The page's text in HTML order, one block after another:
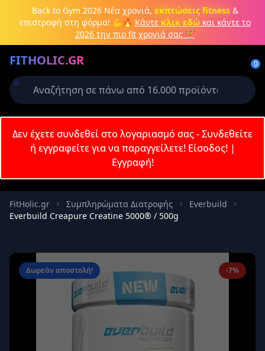
Μετάβαση στο κύριο περιεχόμενο
Back to Gym 2026Νέα χρονιά, εκπτώσεις fitness&
επιστροφή στη φόρμα! 💪🔥 Κάντε κλικ εδώκαι κάντε το
2026 την πιο fit χρονιά σας 🏋️
FITHOLIC.GR 0
Πρωτεΐνες Pre-Workout Aμινοξέα Καύση λίπους
Δεν έχετε συνδεθεί στο λογαριασμό σας - Συνδεθείτε
ή εγγραφείτε για να παραγγείλετε! Είσοδος!|
Εγγραφή!
FitHolic.gr Συμπληρώματα Διατροφής
Everbuild
Everbuild Creapure Creatine 5000® / 500g
Δωρεάν αποστολή! -7%
Δημιουργήστε λογαριασμό ή
Απαιτείται για την ολοκλήρωση της
παραγγελίας σας
Σύνδεση Εγγραφή
Κωδικός
Απομνημόνευση Ξεχάσατε τον κωδικό σας;
Σύνδεση
Δεν έχετε λογαριασμό; Εγγραφείτε εδώ